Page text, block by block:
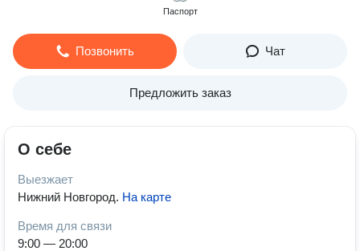
Паспорт
Позвонить Чат
Предложить заказ
О себе
Выезжает
Нижний Новгород. На карте
Время для связи
9:00 — 20:00